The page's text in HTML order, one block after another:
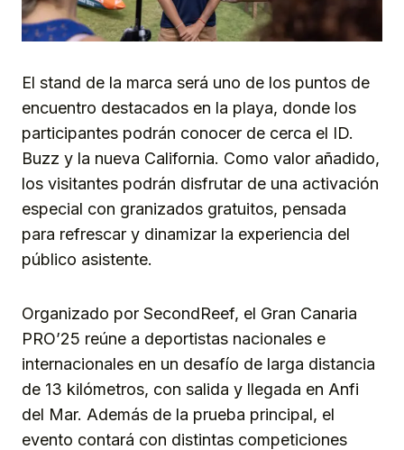
El stand de la marca será uno de los puntos de
encuentro destacados en la playa, donde los
participantes podrán conocer de cerca el ID.
Buzz y la nueva California. Como valor añadido,
los visitantes podrán disfrutar de una activación
especial con granizados gratuitos, pensada
para refrescar y dinamizar la experiencia del
público asistente.
Organizado por SecondReef, el Gran Canaria
PRO’25 reúne a deportistas nacionales e
internacionales en un desafío de larga distancia
de 13 kilómetros, con salida y llegada en Anfi
del Mar. Además de la prueba principal, el
evento contará con distintas competiciones